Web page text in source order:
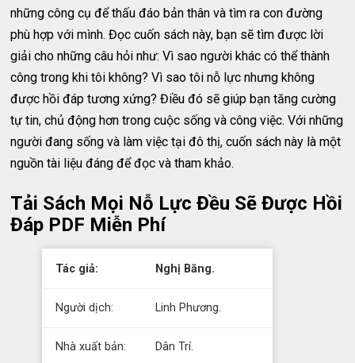
những công cụ để thấu đáo bản thân và tìm ra con đường
phù hợp với mình. Đọc cuốn sách này, bạn sẽ tìm được lời
giải cho những câu hỏi như: Vì sao người khác có thể thành
công trong khi tôi không? Vì sao tôi nỗ lực nhưng không
được hồi đáp tương xứng? Điều đó sẽ giúp bạn tăng cường
tự tin, chủ động hơn trong cuộc sống và công việc. Với những
người đang sống và làm việc tại đô thị, cuốn sách này là một
nguồn tài liệu đáng để đọc và tham khảo.
Tải Sách Mọi Nỗ Lực Đều Sẽ Được Hồi
Đáp PDF Miễn Phí
Tác giả: Nghị Băng.
Người dịch: Linh Phương.
Nhà xuất bản: Dân Trí.